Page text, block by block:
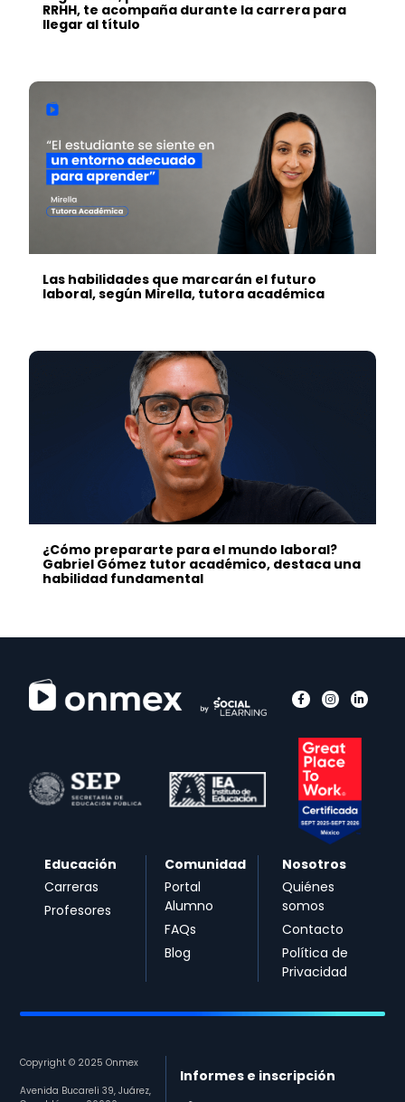
RRHH, te acompaña durante la carrera para
llegar al título
Las habilidades que marcarán el futuro
laboral, según Mirella, tutora académica
¿Cómo prepararte para el mundo laboral?
Gabriel Gómez tutor académico, destaca una
habilidad fundamental
Educación
Carreras
Profesores
Comunidad
Portal
Alumno
FAQs
Blog
Nosotros
Quiénes
somos
Contacto
Política de
Privacidad
Copyright © 2025 Onmex
Avenida Bucareli 39, Juárez,
Informes e inscripción